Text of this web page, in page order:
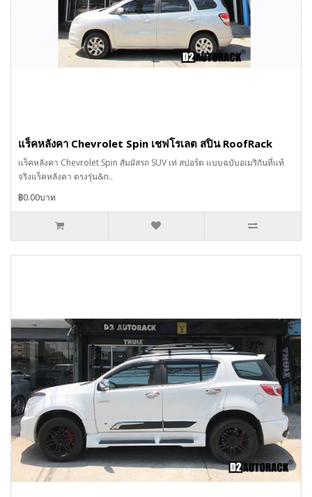
แร็คหลังคา Chevrolet Spin เชฟโรเลต สปิน RoofRack
แร็คหลังคา Chevrolet Spin สัมผัสรถ SUV เท่ สปอร์ต แบบฉบับอเมริกันที่แท้
จริงแร็คหลังคา ตรงรุ่น&n..
฿0.00บาท